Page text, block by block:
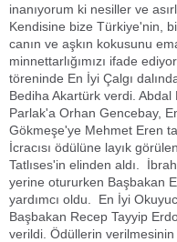
inanıyorum ki nesiller ve
Kendisine bize Türkiye'nin,
canın ve aşkın kokusunu
minnettarlığımızı ifade
töreninde En İyi Çalgı
Bediha Akartürk verdi.
Parlak'a Orhan Gencebay,
Gökmeşe'ye Mehmet Eren
İcracısı ödülüne layık
Tatlıses'in elinden aldı.
yerine otururken Başbakan
yardımcı oldu. En İyi
Başbakan Recep Tayyip
verildi. Ödüllerin